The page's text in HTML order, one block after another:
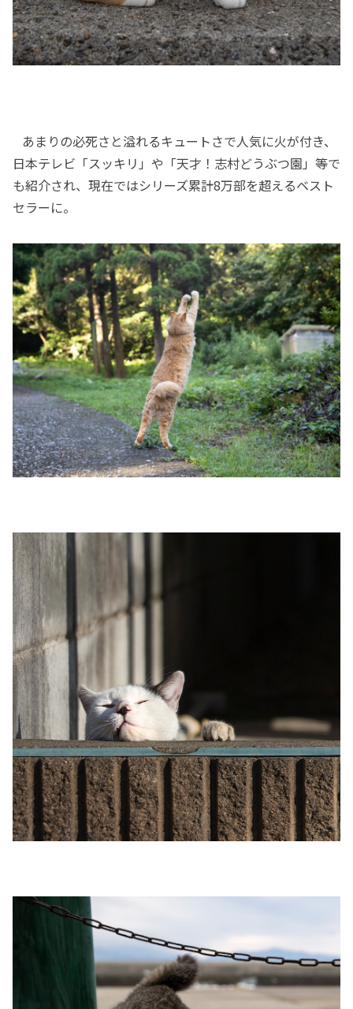
あまりの必死さと溢れるキュートさで人気に火が付き、
日本テレビ「スッキリ」や「天才！志村どうぶつ園」等で
も紹介され、現在ではシリーズ累計8万部を超えるベスト
セラーに。